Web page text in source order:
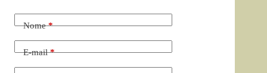
Nome*
E-mail*